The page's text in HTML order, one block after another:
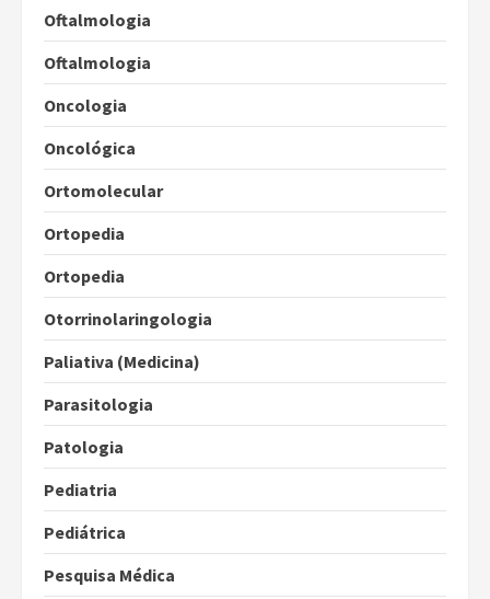
Oftalmologia
Oftalmologia
Oncologia
Oncológica
Ortomolecular
Ortopedia
Ortopedia
Otorrinolaringologia
Paliativa (Medicina)
Parasitologia
Patologia
Pediatria
Pediátrica
Pesquisa Médica